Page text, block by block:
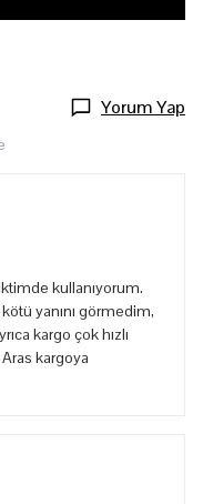
Yorum Yap
kullanıyorum.
yanını görmedim,
kargo çok hızlı
kargoya